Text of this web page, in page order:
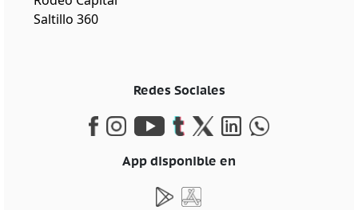
Saltillo 360
Redes Sociales
App disponible en